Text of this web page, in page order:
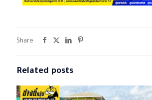
Share
Related posts